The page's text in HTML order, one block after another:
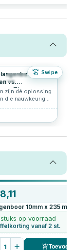
Swipe
515 5.0
vs.
en Tips voor
zijn dé oplossing
die nauwkeurig
of
speciale
en
wat een
spiraalboor en
Daarnaast
tips voor
de juiste
jouw klus.
8,11
10mm x 235
op voorraad
vanaf 2 st.
1